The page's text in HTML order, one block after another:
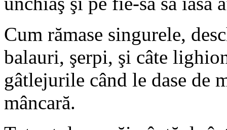
Cum rămase singurele,
balauri, şerpi, şi câte
gâtlejurile când le dase de
mâncară.